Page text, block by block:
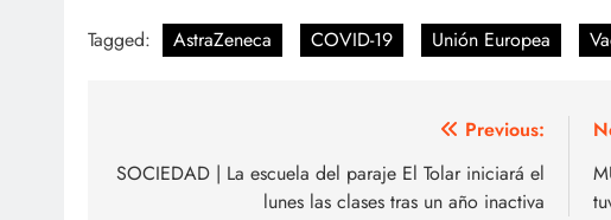
Tagged: AstraZeneca COVID-19 Unión Europea
de
Previous:
SOCIEDAD | La escuela del paraje El Tolar iniciará el
lunes las clases tras un año inactiva